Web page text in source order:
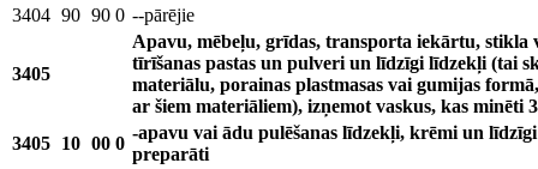
3404 90 90 0 --pārējie
3405
Apavu, mēbeļu, grīdas, transporta iekārtu, stikla
tīrīšanas pastas un pulveri un līdzīgi līdzekļi (tai
materiālu, porainas plastmasas vai gumijas
ar šiem materiāliem), izņemot vaskus, kas minēti
3405 10 00 0
-apavu vai ādu pulēšanas līdzekļi, krēmi un līdzīgi
preparāti